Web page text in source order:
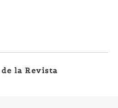
la Revista